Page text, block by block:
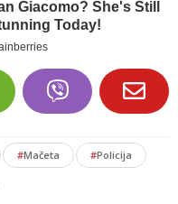
#Mačeta #Policija